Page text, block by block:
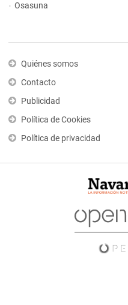
Osasuna
Quiénes somos
Contacto
Publicidad
Política de Cookies
Política de privacidad